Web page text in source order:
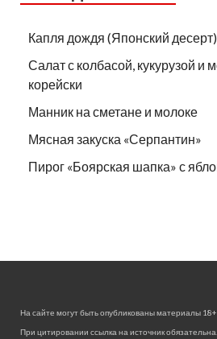
Капля дождя (Японский десерт)
Салат с колбасой, кукурузой и
корейски
Манник на сметане и молоке
Мясная закуска «Серпантин»
Пирог «Боярская шапка» с
На сайте могут быть опубликованы материалы
При цитировании ссылка на источник обязательна.